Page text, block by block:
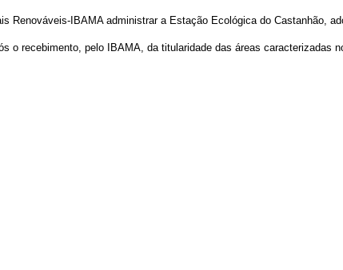
Renováveis-IBAMA administrar a Estação Ecológica do Castanhão,
o recebimento, pelo IBAMA, da titularidade das áreas caracterizadas